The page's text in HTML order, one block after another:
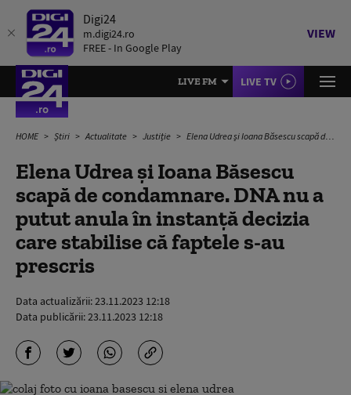
Digi24
m.digi24.ro
FREE - In Google Play
VIEW
LIVE FM LIVE TV
HOME Știri Actualitate Justiție Elena Udrea și Ioana Băsescu scapă de condamnare. DNA nu a putut anula în instanță decizia care stabilise că faptele s-au prescris
Elena Udrea și Ioana Băsescu
scapă de condamnare. DNA nu a
putut anula în instanță decizia
care stabilise că faptele s-au
prescris
Data actualizării:23.11.2023 12:18
Data publicării:23.11.2023 12:18